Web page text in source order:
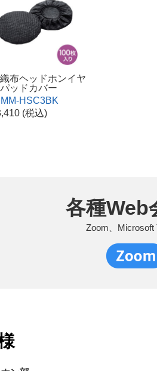
布ヘッドホンイヤ
ッドカバー
MM-HSC3BK
(税込)
各種Web
Zoom、Microsoft